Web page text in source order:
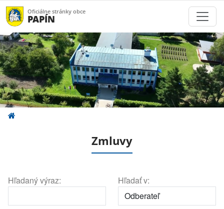
Oficiálne stránky obce
PAPÍN
Zmluvy
Hľadaný výraz: Hľadať v: